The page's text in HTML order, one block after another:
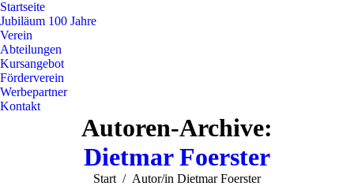
Startseite
Jubiläum 100 Jahre
Verein
Abteilungen
Kursangebot
Förderverein
Werbepartner
Kontakt
Autoren-Archive:
Dietmar Foerster
Sie befinden sich hier:
Start Autor/in Dietmar Foerster